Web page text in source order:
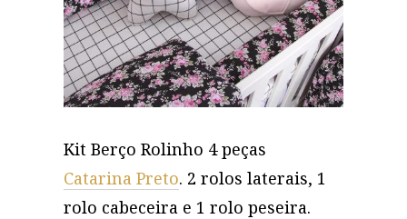
Kit Berço Rolinho 4 peças
Catarina Preto. 2 rolos laterais, 1
rolo cabeceira e 1 rolo peseira.